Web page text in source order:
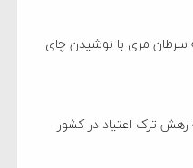
سرطان مری با نوشیدن چای
رهش ترک اعتیاد در کشور